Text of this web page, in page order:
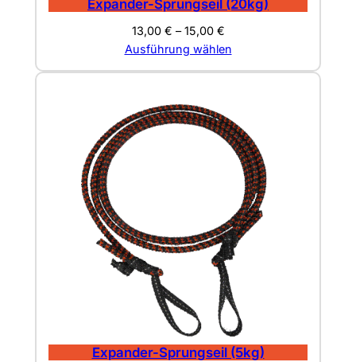
Expander-Sprungseil (20kg)
13,00 € –15,00 €
Ausführung wählen
Expander-Sprungseil (5kg)